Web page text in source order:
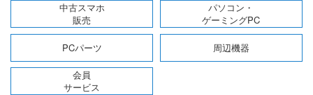
中古スマホ
販売
パソコン・
ゲーミングPC
PCパーツ 周辺機器
会員
サービス